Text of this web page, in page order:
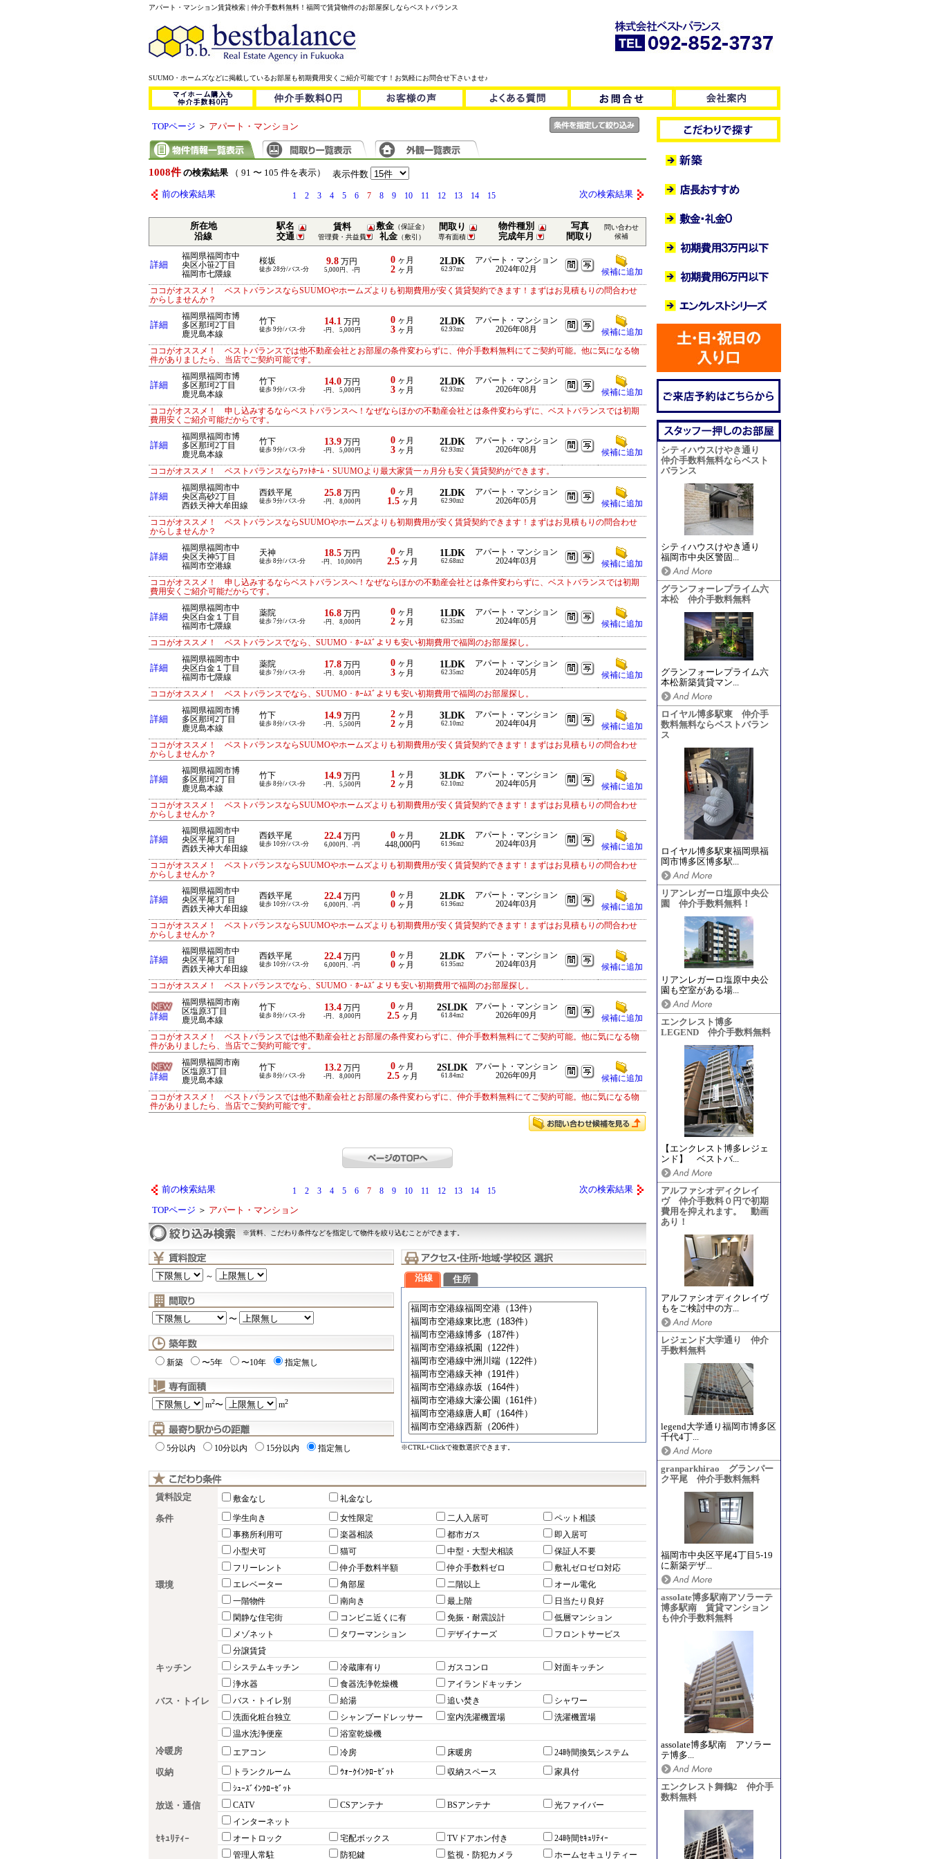
アパート・マンション賃貸検索 | 仲介手数料無料！福岡で賃貸物件のお部屋探しならベストバランス
SUUMO・ホームズなどに掲載しているお部屋も初期費用安くご紹介可能です！お気軽にお問合せ下さいませ♪
シティハウスけやき通り
仲介手数料無料ならベスト
バランス
シティハウスけやき通り
福岡市中央区警固...
グランフォーレプライム六
本松 仲介手数料無料
グランフォーレプライム六
本松新築賃貸マン...
ロイヤル博多駅東 仲介手
数料無料ならベストバラン
ス
ロイヤル博多駅東福岡県福
岡市博多区博多駅...
リアンレガーロ塩原中央公
園 仲介手数料無料！
リアンレガーロ塩原中央公
園も空室がある場...
エンクレスト博多
LEGEND 仲介手数料無料
【エンクレスト博多レジェ
ンド】 ベストバ...
アルファシオディクレイ
ヴ 仲介手数料０円で初期
費用を抑えれます。 動画
あり！
アルファシオディクレイヴ
もをご検討中の方...
レジェンド大学通り 仲介
手数料無料
legend大学通り福岡市博多区
千代4丁...
granparkhirao グランパー
ク平尾 仲介手数料無料
福岡市中央区平尾4丁目5-19
に新築デザ...
assolate博多駅南アソラーテ
博多駅南 賃貸マンション
も仲介手数料無料
assolate博多駅南 アソラー
テ博多...
エンクレスト舞鶴2 仲介手
数料無料
TOPページ ＞ アパート・マンション
1008件 の検索結果（ 91 〜 105 件を表示） 表示件数
前の検索結果 1 2 3 4 5 6 7 8 9 10 11 12 13 14 15 次の検索結果
所在地
沿線
駅名
交通
賃料
管理費・共益費
敷金 （保証金）
礼金 （敷引）
間取り
専有面積
物件種別
完成年月
写真
間取り
問い合わせ
候補
詳細
福岡県福岡市中
央区小笹2丁目
福岡市七隈線
桜坂
徒歩 28分/バス-分
9.8 万円
5,000円、-円
0 ヶ月
2 ヶ月
2LDK
62.97m2
アパート・マンション
2024年02月
候補に追加
ココがオススメ！ ベストバランスならSUUMOやホームズよりも初期費用が安く賃貸契約できます！まずはお見積もりの問合わせ
からしませんか？
詳細
福岡県福岡市博
多区那珂2丁目
鹿児島本線
竹下
徒歩 9分/バス-分
14.1 万円
-円、 5,000円
0 ヶ月
3 ヶ月
2LDK
62.93m2
アパート・マンション
2026年08月
候補に追加
ココがオススメ！ ベストバランスでは他不動産会社とお部屋の条件変わらずに、仲介手数料無料にてご契約可能。他に気になる物
件がありましたら、当店でご契約可能です。
詳細
福岡県福岡市博
多区那珂2丁目
鹿児島本線
竹下
徒歩 9分/バス-分
14.0万円
-円、 5,000円
0 ヶ月
3 ヶ月
2LDK
62.93m2
アパート・マンション
2026年08月
候補に追加
ココがオススメ！ 申し込みするならベストバランスへ！なぜならほかの不動産会社とは条件変わらずに、ベストバランスでは初期
費用安くご紹介可能だからです。
詳細
福岡県福岡市博
多区那珂2丁目
鹿児島本線
竹下
徒歩 9分/バス-分
13.9万円
-円、 5,000円
0 ヶ月
3 ヶ月
2LDK
62.93m2
アパート・マンション
2026年08月
候補に追加
ココがオススメ！ ベストバランスならｱｯﾄﾎｰﾑ・SUUMOより最大家賃一ヵ月分も安く賃貸契約ができます。
詳細
福岡県福岡市中
央区高砂2丁目
西鉄天神大牟田線
西鉄平尾
徒歩 9分/バス-分
25.8万円
-円、 8,000円
0 ヶ月
1.5ヶ月
2LDK
62.90m2
アパート・マンション
2026年05月
候補に追加
ココがオススメ！ ベストバランスならSUUMOやホームズよりも初期費用が安く賃貸契約できます！まずはお見積もりの問合わせ
からしませんか？
詳細
福岡県福岡市中
央区天神5丁目
福岡市空港線
天神
徒歩 8分/バス-分
18.5万円
-円、 10,000円
0 ヶ月
2.5ヶ月
1LDK
62.68m2
アパート・マンション
2024年03月
候補に追加
ココがオススメ！ 申し込みするならベストバランスへ！なぜならほかの不動産会社とは条件変わらずに、ベストバランスでは初期
費用安くご紹介可能だからです。
詳細
福岡県福岡市中
央区白金１丁目
福岡市七隈線
薬院
徒歩 7分/バス-分
16.8万円
-円、 8,000円
0 ヶ月
2 ヶ月
1LDK
62.35m2
アパート・マンション
2024年05月
候補に追加
ココがオススメ！ ベストバランスでなら、SUUMO・ﾎｰﾑｽﾞよりも安い初期費用で福岡のお部屋探し。
詳細
福岡県福岡市中
央区白金１丁目
福岡市七隈線
薬院
徒歩 7分/バス-分
17.8万円
-円、 8,000円
0 ヶ月
3 ヶ月
1LDK
62.35m2
アパート・マンション
2024年05月
候補に追加
ココがオススメ！ ベストバランスでなら、SUUMO・ﾎｰﾑｽﾞよりも安い初期費用で福岡のお部屋探し。
詳細
福岡県福岡市博
多区那珂2丁目
鹿児島本線
竹下
徒歩 8分/バス-分
14.9万円
-円、 5,500円
2 ヶ月
2 ヶ月
3LDK
62.10m2
アパート・マンション
2024年04月
候補に追加
ココがオススメ！ ベストバランスならSUUMOやホームズよりも初期費用が安く賃貸契約できます！まずはお見積もりの問合わせ
からしませんか？
詳細
福岡県福岡市博
多区那珂2丁目
鹿児島本線
竹下
徒歩 8分/バス-分
14.9万円
-円、 5,500円
1 ヶ月
2 ヶ月
3LDK
62.10m2
アパート・マンション
2024年05月
候補に追加
ココがオススメ！ ベストバランスならSUUMOやホームズよりも初期費用が安く賃貸契約できます！まずはお見積もりの問合わせ
からしませんか？
詳細
福岡県福岡市中
央区平尾3丁目
西鉄天神大牟田線
西鉄平尾
徒歩 10分/バス-分
22.4万円
6,000円、-円
0 ヶ月
448,000円
2LDK
61.96m2
アパート・マンション
2024年03月
候補に追加
ココがオススメ！ ベストバランスならSUUMOやホームズよりも初期費用が安く賃貸契約できます！まずはお見積もりの問合わせ
からしませんか？
詳細
福岡県福岡市中
央区平尾3丁目
西鉄天神大牟田線
西鉄平尾
徒歩 10分/バス-分
22.4万円
6,000円、-円
0 ヶ月
0 ヶ月
2LDK
61.96m2
アパート・マンション
2024年03月
候補に追加
ココがオススメ！ ベストバランスならSUUMOやホームズよりも初期費用が安く賃貸契約できます！まずはお見積もりの問合わせ
からしませんか？
詳細
福岡県福岡市中
央区平尾3丁目
西鉄天神大牟田線
西鉄平尾
徒歩 10分/バス-分
22.4万円
6,000円、-円
0 ヶ月
0 ヶ月
2LDK
61.95m2
アパート・マンション
2024年03月
候補に追加
ココがオススメ！ ベストバランスでなら、SUUMO・ﾎｰﾑｽﾞよりも安い初期費用で福岡のお部屋探し。
詳細
福岡県福岡市南
区塩原3丁目
鹿児島本線
竹下
徒歩 8分/バス-分
13.4万円
-円、 8,000円
0 ヶ月
2.5ヶ月
2SLDK
61.84m2
アパート・マンション
2026年09月
候補に追加
ココがオススメ！ ベストバランスでは他不動産会社とお部屋の条件変わらずに、仲介手数料無料にてご契約可能。他に気になる物
件がありましたら、当店でご契約可能です。
詳細
福岡県福岡市南
区塩原3丁目
鹿児島本線
竹下
徒歩 8分/バス-分
13.2万円
-円、 8,000円
0 ヶ月
2.5ヶ月
2SLDK
61.84m2
アパート・マンション
2026年09月
候補に追加
ココがオススメ！ ベストバランスでは他不動産会社とお部屋の条件変わらずに、仲介手数料無料にてご契約可能。他に気になる物
件がありましたら、当店でご契約可能です。
前の検索結果 1 2 3 4 5 6 7 8 9 10 11 12 13 14 15 次の検索結果
TOPページ ＞ アパート・マンション
※賃料、こだわり条件などを指定して物件を絞り込むことができます。
～
〜
新築 〜5年 〜10年 指定無し
m2〜 m2
5分以内 10分以内 15分以内 指定無し
沿線 住所
※CTRL+Clickで複数選択できます。
賃料設定 敷金なし 礼金なし
条件 学生向き 女性限定 二人入居可
ペット相談
事務所利用可
楽器相談 都市ガス
即入居可
小型犬可
猫可 中型・大型犬相談
保証人不要
フリーレント
仲介手数料半額 仲介手数料ゼロ 敷礼ゼロゼロ対応
環境 エレベーター 角部屋 二階以上
オール電化
一階物件
南向き 最上階
日当たり良好
閑静な住宅街
コンビニ近くに有 免振・耐震設計
低層マンション
メゾネット
タワーマンション デザイナーズ
フロントサービス
分譲賃貸
キッチン システムキッチン 冷蔵庫有り ガスコンロ
対面キッチン
浄水器
食器洗浄乾燥機 アイランドキッチン
バス・トイレ バス・トイレ別 給湯 追い焚き
シャワー
洗面化粧台独立
シャンプードレッサー 室内洗濯機置場
洗濯機置場
温水洗浄便座
浴室乾燥機
冷暖房 エアコン 冷房 床暖房 24時間換気システム
収納 トランクルーム ｳｫｰｸｲﾝｸﾛｰｾﾞｯﾄ 収納スペース
家具付
ｼｭｰｽﾞｲﾝｸﾛｰｾﾞｯﾄ
放送・通信 CATV CSアンテナ BSアンテナ
光ファイバー
インターネット
ｾｷｭﾘﾃｨｰ オートロック 宅配ボックス TVドアホン付き
24時間ｾｷｭﾘﾃｨｰ
管理人常駐
防犯鍵 監視・防犯カメラ ホームセキュリティー